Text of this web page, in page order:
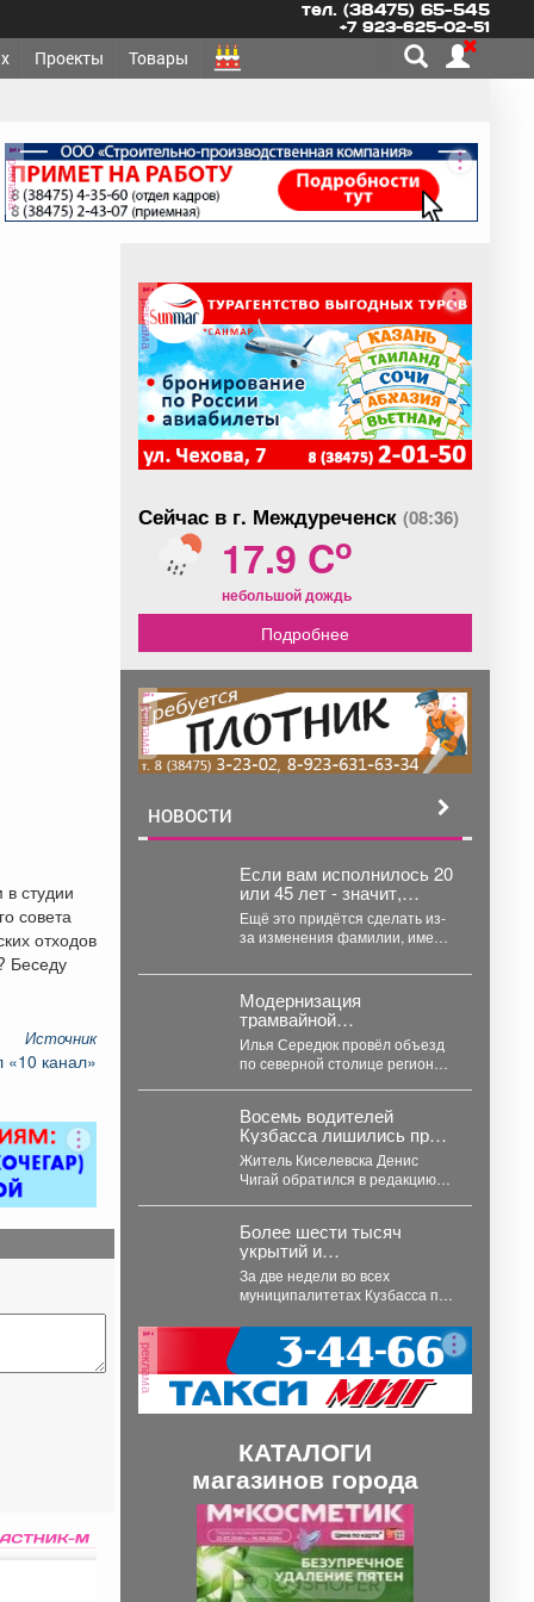
тел. (38475) 65-545
+7 923-625-02-51
Проекты Товары
реклама
студии
совета
отходов
Беседу
Источник
«10 канал»
реклама
Сейчас в г. Междуреченск (08:36)
17.9 Co
небольшой дождь
Подробнее
реклама
НОВОСТИ
Если вам исполнилось 20
или 45 лет - значит,
пришло время получить
новый паспорт.
Ещё это придётся сделать из-
за изменения фамилии, имени
сменить...
Модернизация
трамвайной
инфраструктуры и
решение вопроса с
топливом.
Илья Середюк провёл объезд
по северной столице региона.
Восемь водителей
Кузбасса лишились прав
и обвиняют в этом двух
инспекторов
Житель Киселевска Денис
Чигай обратился в редакцию
Более шести тысяч
укрытий и
общедоступных аптечек
помогают обеспечить
безопасность жителей
Кузбасса
За две недели во всех
муниципалитетах Кузбасса по
Середюка уже обустроены
новые...
реклама
КАТАЛОГИ
магазинов города